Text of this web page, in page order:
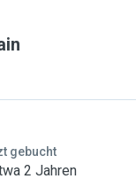
gebucht
2 Jahren